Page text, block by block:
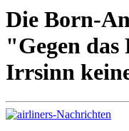
Die Born-
"Gegen
Irrsinn